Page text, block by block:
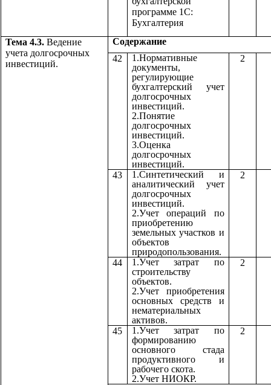
программе 1С:
Бухгалтерия
Тема 4.3. Ведение
учета долгосрочных
инвестиций.
42
1.Нормативные
документы,
регулирующие
бухгалтерский учет
долгосрочных
инвестиций.
2.Понятие
долгосрочных
инвестиций.
3.Оценка
долгосрочных
инвестиций.
2
43
1.Синтетический и
аналитический учет
долгосрочных
инвестиций.
2.Учет операций по
приобретению
земельных участков и
объектов
природопользования.
2
44
1.Учет затрат по
строительству
объектов.
2.Учет приобретения
основных средств и
нематериальных
активов.
2
45
1.Учет затрат по
формированию
основного стада
продуктивного и
рабочего скота.
2.Учет НИОКР.
2